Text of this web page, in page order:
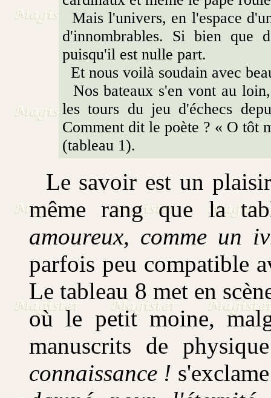
Mais l'univers, en l'espace
d'innombrables. Si bien que
puisqu'il est nulle part.
Et nous voilà soudain avec
Nos bateaux s'en vont au
les tours du jeu d'échecs
Comment dit le poète ? « O tôt
(tableau 1).
Le savoir est un
même rang que la
amoureux, comme un
parfois peu compatible
Le tableau 8 met en
où le petit moine,
manuscrits de
connaissance !